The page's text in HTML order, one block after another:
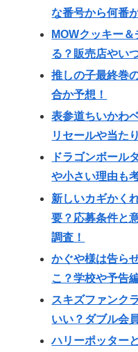
な番号から何番
MOWクッキー
る？販売店やい
推しの子最終巻
合か予想！
表参道ちいかわ
リセールや当た
ドラゴンボール
や小さい理由も
新しいカギかく
要？応募条件と
調査！
かぐや様は告ら
こ？学校や予告
スキズファンク
いい？ダブル会
ハリーポッター